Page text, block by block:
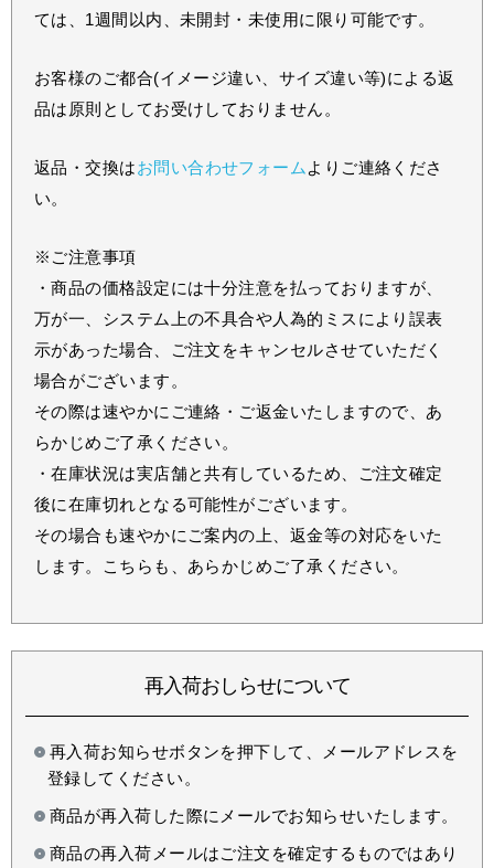
ては、1週間以内、未開封・未使用に限り可能です。
お客様のご都合(イメージ違い、サイズ違い等)による返
品は原則としてお受けしておりません。
返品・交換はお問い合わせフォーム よりご連絡くださ
い。
※ご注意事項
・商品の価格設定には十分注意を払っておりますが、
万が一、システム上の不具合や人為的ミスにより誤表
示があった場合、ご注文をキャンセルさせていただく
場合がございます。
その際は速やかにご連絡・ご返金いたしますので、あ
らかじめご了承ください。
・在庫状況は実店舗と共有しているため、ご注文確定
後に在庫切れとなる可能性がございます。
その場合も速やかにご案内の上、返金等の対応をいた
します。こちらも、あらかじめご了承ください。
再入荷おしらせについて
再入荷お知らせボタンを押下して、メールアドレスを
登録してください。
商品が再入荷した際にメールでお知らせいたします。
商品の再入荷メールはご注文を確定するものではあり